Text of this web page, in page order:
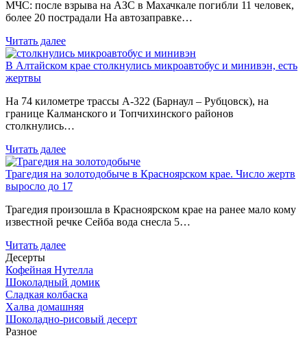
МЧС: после взрыва на АЗС в Махачкале погибли 11 человек,
более 20 пострадали На автозаправке…
Читать далее
В Алтайском крае столкнулись микроавтобус и минивэн, есть
жертвы
На 74 километре трассы А-322 (Барнаул – Рубцовск), на
границе Калманского и Топчихинского районов
столкнулись…
Читать далее
Трагедия на золотодобыче в Красноярском крае. Число жертв
выросло до 17
Трагедия произошла в Красноярском крае на ранее мало кому
известной речке Сейба вода снесла 5…
Читать далее
Десерты
Кофейная Нутелла
Шоколадный домик
Сладкая колбаска
Халва домашняя
Шоколадно-рисовый десерт
Разное